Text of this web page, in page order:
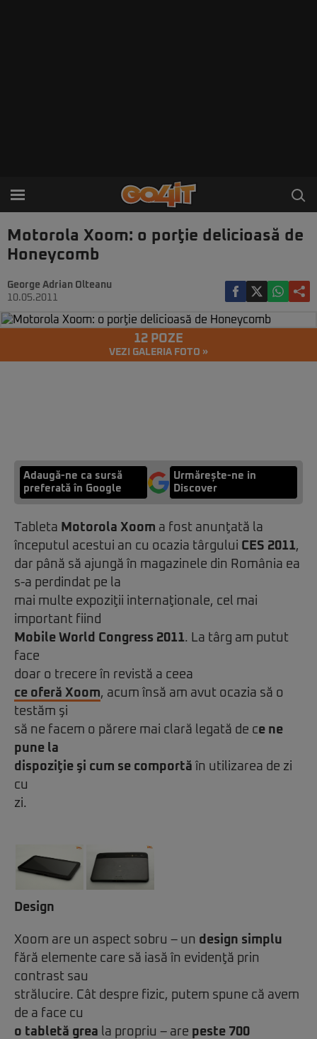
Motorola Xoom: o porţie delicioasă de
Honeycomb
George Adrian Olteanu
10.05.2011
12 POZE
VEZI GALERIA FOTO »
Adaugă-ne ca sursă
preferată în Google
Urmărește-ne in
Discover
Tableta Motorola Xoom a fost anunţată la
începutul acestui an cu ocazia târgului CES 2011,
dar până să ajungă în magazinele din România ea
s-a perdindat pe la
mai multe expoziţii internaţionale, cel mai
important fiind
Mobile World Congress 2011. La târg am putut
face
doar o trecere în revistă a ceea
ce oferă Xoom, acum însă am avut ocazia să o
testăm şi
să ne facem o părere mai clară legată de ce ne
pune la
dispoziţie şi cum se comportă în utilizarea de zi
cu
zi.
Design
Xoom are un aspect sobru – un design simplu
fără elemente care să iasă în evidenţă prin
contrast sau
strălucire. Cât despre fizic, putem spune că avem
de a face cu
o tabletă grea la propriu – are peste 700